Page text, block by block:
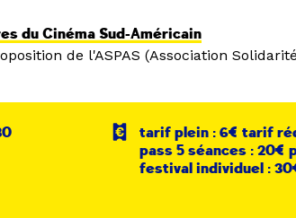
du Cinéma Sud-Américain
de l'ASPAS (Association
tarif plein : 6€ tarif
pass 5 séances : 20€
festival individuel :